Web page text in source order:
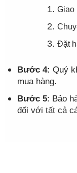
Giao
Đặt
Bước 4: Quý
mua hàng.
Bước 5: Bảo
đối với tất cả